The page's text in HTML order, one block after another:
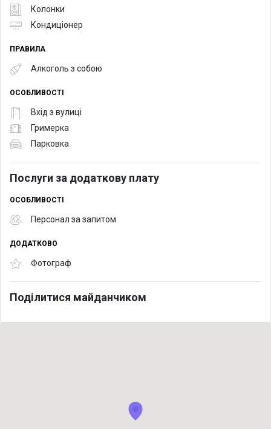
Колонки
Кондиціонер
ПРАВИЛА
Алкоголь з собою
ОСОБЛИВОСТІ
Вхід з вулиці
Гримерка
Парковка
Послуги за додаткову плату
ОСОБЛИВОСТІ
Персонал за запитом
ДОДАТКОВО
Фотограф
Поділитися майданчиком